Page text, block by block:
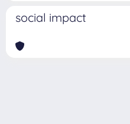
social impact